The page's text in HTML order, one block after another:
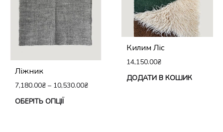
Ліжник
7,180.00₴ – 10,530.00₴
ОБЕРІТЬ ОПЦІЇ
Килим Ліс
14,150.00₴
ДОДАТИ В КОШИК